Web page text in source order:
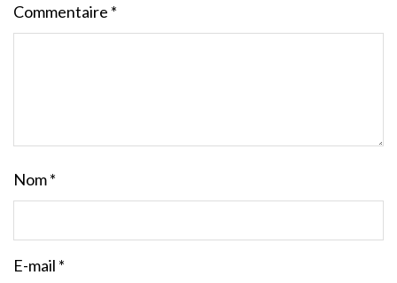
Commentaire *
Nom*
E-mail *